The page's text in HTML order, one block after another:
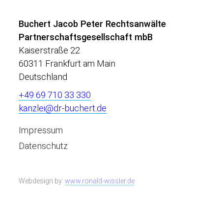
Buchert Jacob Peter Rechtsanwälte
Partnerschaftsgesellschaft mbB
Kaiserstraße 22
60311 Frankfurt am Main
Deutschland
+49 69 710 33 330
kanzlei@dr-buchert.de
Impressum
Datenschutz
Webdesign by: www.ronald-wissler.de